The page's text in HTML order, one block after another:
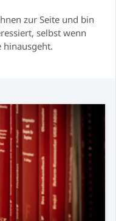
zur Seite und bin
selbst wenn
hinausgeht.